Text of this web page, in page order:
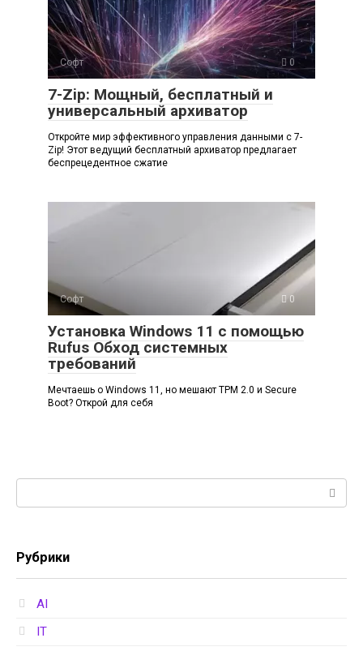
Софт 0
7-Zip: Мощный, бесплатный и
универсальный архиватор
Откройте мир эффективного управления данными с 7-
Zip! Этот ведущий бесплатный архиватор предлагает
беспрецедентное сжатие
Софт 0
Установка Windows 11 с помощью
Rufus Обход системных
требований
Мечтаешь о Windows 11, но мешают TPM 2.0 и Secure
Boot? Открой для себя
Рубрики
AI
IT